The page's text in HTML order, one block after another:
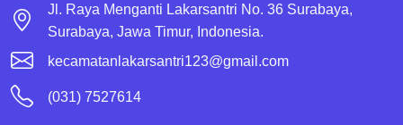
Jl. Raya Menganti Lakarsantri No. 36 Surabaya,
Surabaya, Jawa Timur, Indonesia.
kecamatanlakarsantri123@gmail.com
(031) 7527614